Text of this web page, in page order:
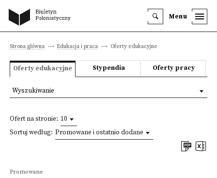
Menu
Strona główna Edukacja i praca Oferty edukacyjne
Oferty edukacyjne Stypendia Oferty pracy
Ofert na stronie: 10
Sortuj według: Promowane i ostatnio dodane
Promowane
Wyszukiwanie